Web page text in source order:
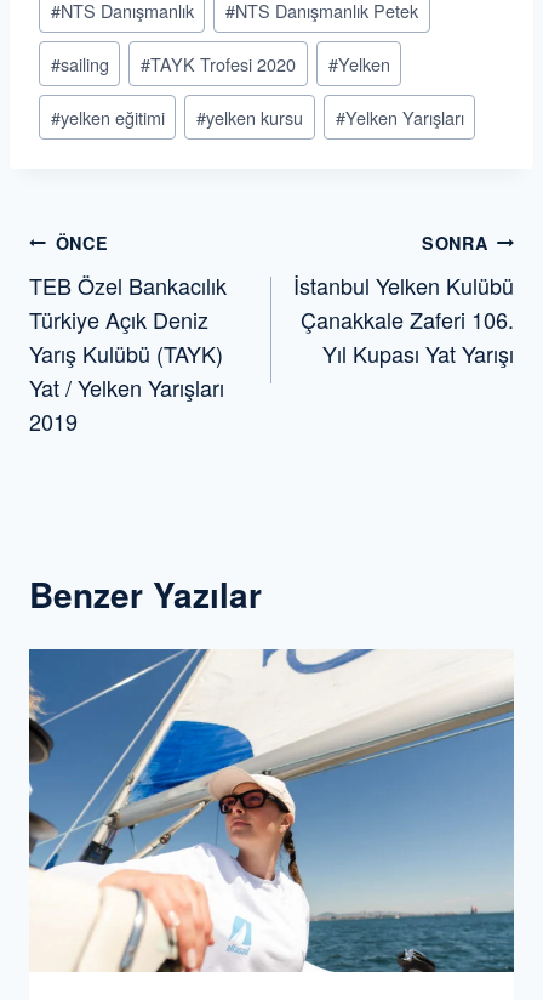
#NTS Danışmanlık #NTS Danışmanlık Petek
#sailing #TAYK Trofesi 2020 #Yelken
#yelken eğitimi #yelken kursu #Yelken Yarışları
Yazı
gezinmesi
ÖNCE
TEB Özel Bankacılık
Türkiye Açık Deniz
Yarış Kulübü (TAYK)
Yat / Yelken Yarışları
2019
SONRA
İstanbul Yelken Kulübü
Çanakkale Zaferi 106.
Yıl Kupası Yat Yarışı
Benzer Yazılar